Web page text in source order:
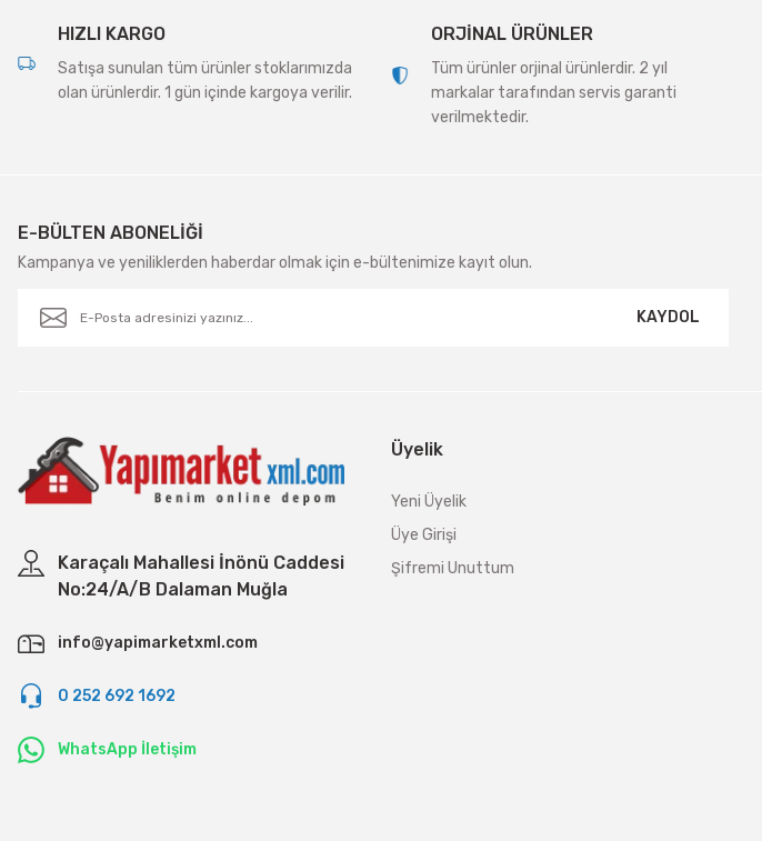
HIZLI KARGO
Satışa sunulan tüm ürünler stoklarımızda
olan ürünlerdir. 1 gün içinde kargoya verilir.
ORJİNAL ÜRÜNLER
Tüm ürünler orjinal ürünlerdir. 2 yıl
markalar tarafından servis garanti
verilmektedir.
E-BÜLTEN ABONELİĞİ
Kampanya ve yeniliklerden haberdar olmak için e-bültenimize kayıt olun.
KAYDOL
Karaçalı Mahallesi İnönü Caddesi
No:24/A/B Dalaman Muğla
info@yapimarketxml.com
0 252 692 1692
WhatsApp İletişim
Üyelik
Yeni Üyelik
Üye Girişi
Şifremi Unuttum